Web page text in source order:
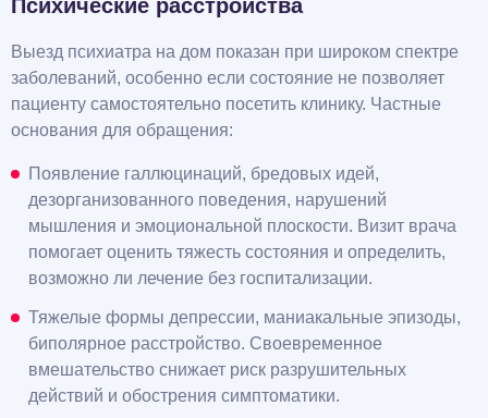
Психические расстройства
Выезд психиатра на дом показан при широком спектре
заболеваний, особенно если состояние не позволяет
пациенту самостоятельно посетить клинику. Частные
основания для обращения:
Появление галлюцинаций, бредовых идей,
дезорганизованного поведения, нарушений
мышления и эмоциональной плоскости. Визит врача
помогает оценить тяжесть состояния и определить,
возможно ли лечение без госпитализации.
Тяжелые формы депрессии, маниакальные эпизоды,
биполярное расстройство. Своевременное
вмешательство снижает риск разрушительных
действий и обострения симптоматики.